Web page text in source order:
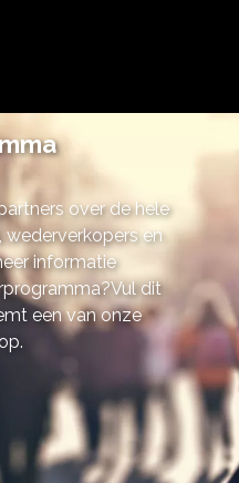
over de hele
wederverkopers en
informatie
dit
een van onze